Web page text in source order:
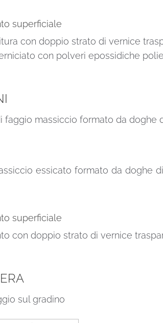
superficiale
con doppio strato di vernice
con polveri epossidiche
faggio massiccio formato da
essicato formato da doghe
superficiale
con doppio strato di vernice
sul gradino